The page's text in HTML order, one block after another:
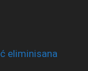
eliminisana